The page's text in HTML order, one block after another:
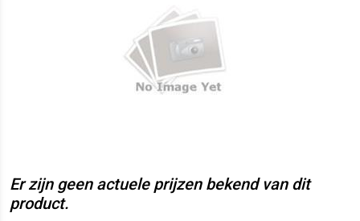
Er zijn geen actuele prijzen bekend van dit
product.